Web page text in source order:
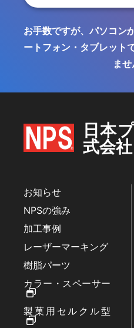
お手数ですが、パソコン
ートフォン・タブレット
ませ
日本
式会社
お知らせ
NPSの強み
加工事例
レーザーマーキング
樹脂パーツ
カラー・スペーサー
製菓用セルクル型